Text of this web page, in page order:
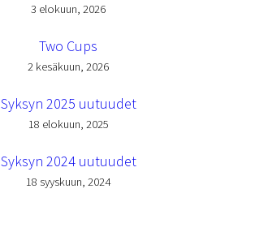
3 elokuun, 2026
Two Cups
2 kesäkuun, 2026
Syksyn 2025 uutuudet
18 elokuun, 2025
Syksyn 2024 uutuudet
18 syyskuun, 2024